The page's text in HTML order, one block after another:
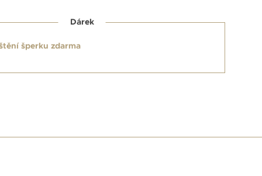
Dárek
šperku zdarma